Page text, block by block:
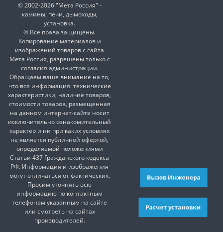
© 2002-2026 "Мета Россия" -
камины, печи, дымоходы,
установка.
® Все права защищены.
Копирование материалов и
изображений товаров с сайта
Мета Россия, разрешены только с
согласия администрации.
Обращаем ваше внимание на то,
что вся информация: технические
характеристики, наличие товаров,
стоимости товаров, размещенная
на данном интернет-сайте носит
исключительно ознакомительный
характер и ни при каких условиях
не является публичной офертой,
определяемой положениями
Статьи 437 Гражданского кодекса
РФ. Информация и изображения
могут отличаться от фактических.
Просим уточнять всю
информацию по контактным
телефонам указанным на сайте
или смотреть на сайтах
производителей.
Расчет установки
Вызов Инженера